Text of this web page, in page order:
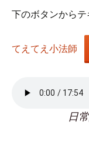
下のボタンからテ
てえてえ小法師
日